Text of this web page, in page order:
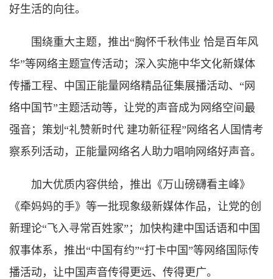
好生活的向往。
围绕重大主题，推出“胸怀千秋伟业 恰是百年风
华”等网络主题宣传活动；深入实施中华文化新媒体
传播工程、中国正能量网络精品征集展播活动、“网
络中国节”主题活动等，让党的声音成为网络空间最
强音；策划“礼赞新时代 建功新征程”网络名人国情考
察系列活动，正能量网络名人助力唱响网络好声音。
加大优质内容供给，推出《万山磅礴看主峰》
《牵妈妈的手》等一批现象级新媒体作品，让党的创
新理论“飞入寻常百姓家”；加快构建中国话语和中国
叙事体系，推出“中国有约”“打卡中国”等网络国际传
播活动，让中国声音传得更远、传得更广。